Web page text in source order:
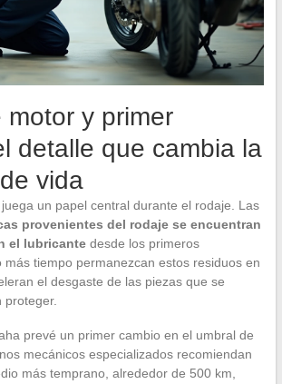
motor y primer
detalle que cambia la
vida
un papel central durante el rodaje. Las
provenientes del rodaje se encuentran
el lubricantedesde los primeros
más tiempo permanezcan estos residuos en
el desgaste de las piezas que se
proteger.
prevé un primer cambio en el umbral de
mecánicos especializados recomiendan
más temprano, alrededor de 500 km,